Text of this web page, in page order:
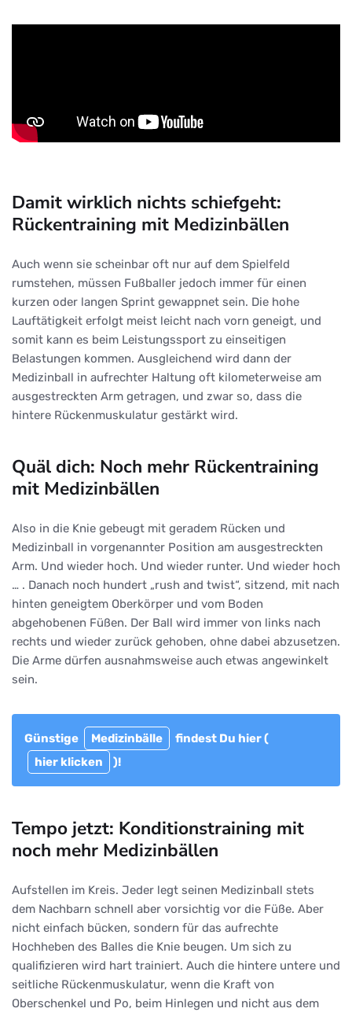
Damit wirklich nichts schiefgeht:
Rückentraining mit Medizinbällen
Auch wenn sie scheinbar oft nur auf dem Spielfeld
rumstehen, müssen Fußballer jedoch immer für einen
kurzen oder langen Sprint gewappnet sein. Die hohe
Lauftätigkeit erfolgt meist leicht nach vorn geneigt, und
somit kann es beim Leistungssport zu einseitigen
Belastungen kommen. Ausgleichend wird dann der
Medizinball in aufrechter Haltung oft kilometerweise am
ausgestreckten Arm getragen, und zwar so, dass die
hintere Rückenmuskulatur gestärkt wird.
Quäl dich: Noch mehr Rückentraining
mit Medizinbällen
Also in die Knie gebeugt mit geradem Rücken und
Medizinball in vorgenannter Position am ausgestreckten
Arm. Und wieder hoch. Und wieder runter. Und wieder hoch
… . Danach noch hundert „rush and twist“, sitzend, mit nach
hinten geneigtem Oberkörper und vom Boden
abgehobenen Füßen. Der Ball wird immer von links nach
rechts und wieder zurück gehoben, ohne dabei abzusetzen.
Die Arme dürfen ausnahmsweise auch etwas angewinkelt
sein.
Günstige Medizinbälle
findest Du hier (
hier klicken
)!
Tempo jetzt: Konditionstraining mit
noch mehr Medizinbällen
Aufstellen im Kreis. Jeder legt seinen Medizinball stets
dem Nachbarn schnell aber vorsichtig vor die Füße. Aber
nicht einfach bücken, sondern für das aufrechte
Hochheben des Balles die Knie beugen. Um sich zu
qualifizieren wird hart trainiert. Auch die hintere untere und
seitliche Rückenmuskulatur, wenn die Kraft von
Oberschenkel und Po, beim Hinlegen und nicht aus dem